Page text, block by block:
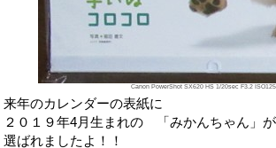
Canon PowerShot SX620 HS 1/20sec F3.2
来年のカレンダーの表紙に
２０１９年4月生まれの 「みかんちゃん」が
選ばれましたよ！！